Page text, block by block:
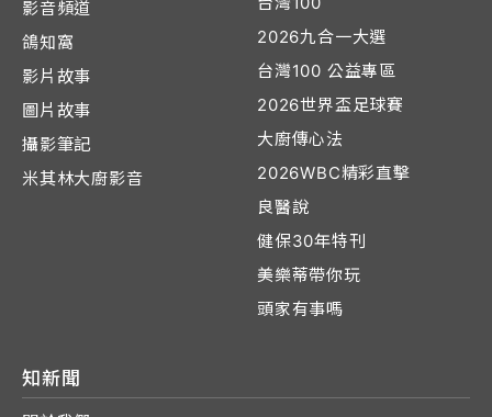
影音頻道
鴿知窩
影片故事
圖片故事
攝影筆記
米其林大廚影音
2026九合一大選
台灣100 公益專區
2026世界盃足球賽
大廚傳心法
2026WBC精彩直擊
良醫說
健保30年特刊
美樂蒂帶你玩
頭家有事嗎
知新聞